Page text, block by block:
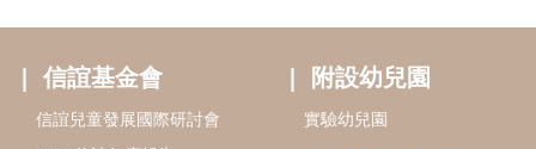
好孕袋
分齡育兒電子報